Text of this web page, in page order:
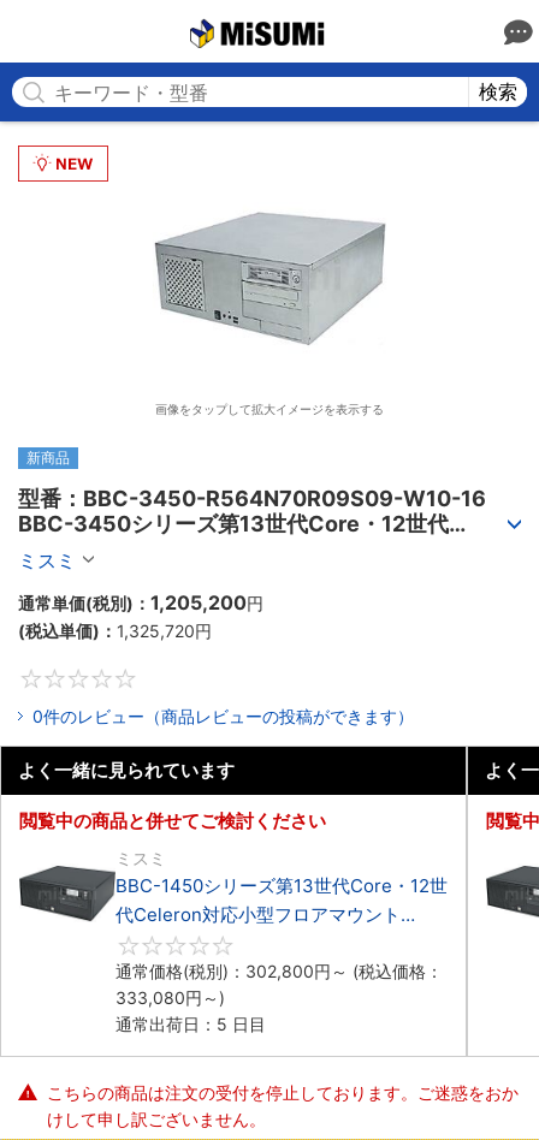
検索
画像をタップして拡大イメージを表示する
新商品
型番：BBC-3450-R564N70R09S09-W10-16
BBC-3450シリーズ第13世代Core・12世代
Celeron対応フロアマウント4PCIe
ミスミ
通常単価(税別)： 1,205,200円
(税込単価)： 1,325,720円
0件のレビュー（商品レビューの投稿ができます）
よく一緒に見られています
閲覧中の商品と併せてご検討ください
ミスミ
BBC-1450シリーズ第13世代Core・12世
代Celeron対応小型フロアマウント
4PCIe
通常価格(税別)： 302,800円 ～ (税込価格：
333,080円 ～)
通常出荷日：5 日目
よく
閲覧
こちらの商品は注文の受付を停止しております。ご迷惑をおか
けして申し訳ございません。